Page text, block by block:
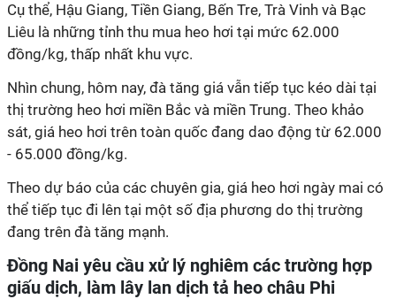
Cụ thể, Hậu Giang, Tiền Giang, Bến Tre, Trà Vinh và Bạc
Liêu là những tỉnh thu mua heo hơi tại mức 62.000
đồng/kg, thấp nhất khu vực.
Nhìn chung, hôm nay, đà tăng giá vẫn tiếp tục kéo dài tại
thị trường heo hơi miền Bắc và miền Trung. Theo khảo
sát, giá heo hơi trên toàn quốc đang dao động từ 62.000
- 65.000 đồng/kg.
Theo dự báo của các chuyên gia, giá heo hơi ngày mai có
thể tiếp tục đi lên tại một số địa phương do thị trường
đang trên đà tăng mạnh.
Đồng Nai yêu cầu xử lý nghiêm các trường hợp
giấu dịch, làm lây lan dịch tả heo châu Phi